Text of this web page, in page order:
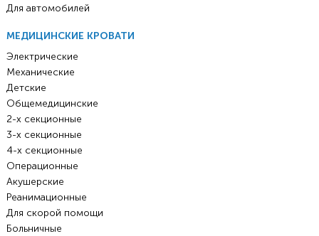
Для автомобилей
МЕДИЦИНСКИЕ КРОВАТИ
Электрические
Механические
Детские
Общемедицинские
2-х секционные
3-х секционные
4-х секционные
Операционные
Акушерские
Реанимационные
Для скорой помощи
Больничные